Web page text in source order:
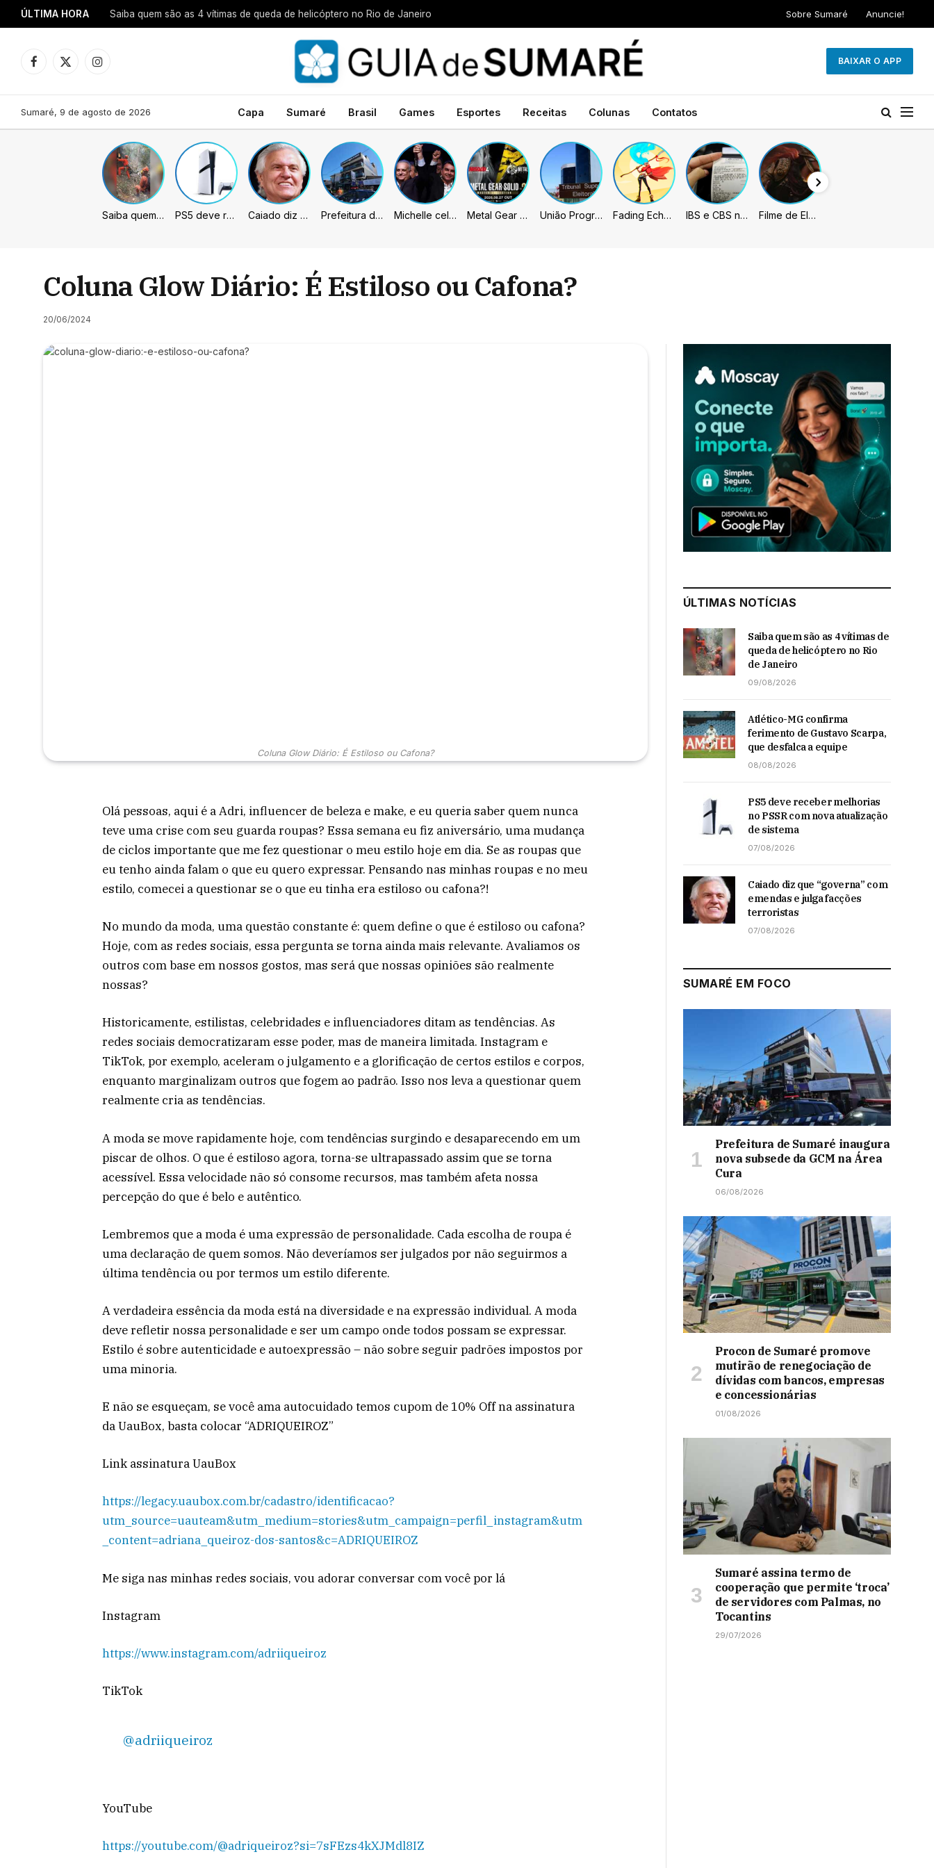
ÚLTIMA HORA Saiba quem são as 4 vítimas de queda de helicóptero no Rio de Janeiro Sobre Sumaré Anuncie!
Facebook
X
Instagram
BAIXAR O APP
Sumaré, 9 de agosto de 2026 Capa Sumaré Brasil Games Esportes Receitas Colunas Contatos
Saiba quem são as 4 vítimas de queda de helicóptero no Rio de Janeiro PS5 deve receber melhorias no PSSR com nova atualização de sistema Caiado diz que “governa” com emendas e julga facções terroristas Prefeitura de Sumaré inaugura nova subsede da GCM na Área Cura Michelle celebra vice de Flávio: “Que chapa possa ser vitoriosa” Metal Gear Solid: Master Collection 2 terá legendas e menus em portugues União Progressista e PL terão mais tempo de propaganda eleitoral Fading Echo – Review IBS e CBS necessitarão constar nas notas fiscais com início desta 2ª. Entenda Filme de Elden Ring tem gravações concluídas, mas ainda fica longe do lançamento
Coluna Glow Diário: É Estiloso ou Cafona?
20/06/2024
Coluna Glow Diário: É Estiloso ou Cafona?
Olá pessoas, aqui é a Adri, influencer de beleza e make, e eu queria saber quem nunca
teve uma crise com seu guarda roupas? Essa semana eu fiz aniversário, uma mudança
de ciclos importante que me fez questionar o meu estilo hoje em dia. Se as roupas que
eu tenho ainda falam o que eu quero expressar. Pensando nas minhas roupas e no meu
estilo, comecei a questionar se o que eu tinha era estiloso ou cafona?!
No mundo da moda, uma questão constante é: quem define o que é estiloso ou cafona?
Hoje, com as redes sociais, essa pergunta se torna ainda mais relevante. Avaliamos os
outros com base em nossos gostos, mas será que nossas opiniões são realmente
nossas?
Historicamente, estilistas, celebridades e influenciadores ditam as tendências. As
redes sociais democratizaram esse poder, mas de maneira limitada. Instagram e
TikTok, por exemplo, aceleram o julgamento e a glorificação de certos estilos e corpos,
enquanto marginalizam outros que fogem ao padrão. Isso nos leva a questionar quem
realmente cria as tendências.
A moda se move rapidamente hoje, com tendências surgindo e desaparecendo em um
piscar de olhos. O que é estiloso agora, torna-se ultrapassado assim que se torna
acessível. Essa velocidade não só consome recursos, mas também afeta nossa
percepção do que é belo e autêntico.
Lembremos que a moda é uma expressão de personalidade. Cada escolha de roupa é
uma declaração de quem somos. Não deveríamos ser julgados por não seguirmos a
última tendência ou por termos um estilo diferente.
A verdadeira essência da moda está na diversidade e na expressão individual. A moda
deve refletir nossa personalidade e ser um campo onde todos possam se expressar.
Estilo é sobre autenticidade e autoexpressão – não sobre seguir padrões impostos por
uma minoria.
E não se esqueçam, se você ama autocuidado temos cupom de 10% Off na assinatura
da UauBox, basta colocar “ADRIQUEIROZ”
Link assinatura UauBox
https://legacy.uaubox.com.br/cadastro/identificacao?
utm_source=uauteam&utm_medium=stories&utm_campaign=perfil_instagram&utm
_content=adriana_queiroz-dos-santos&c=ADRIQUEIROZ
Me siga nas minhas redes sociais, vou adorar conversar com você por lá
Instagram
https://www.instagram.com/adriiqueiroz
TikTok
@adriiqueiroz
YouTube
https://youtube.com/@adriqueiroz?si=7sFEzs4kXJMdl8IZ
ÚLTIMAS NOTÍCIAS
Saiba quem são as 4 vítimas de
queda de helicóptero no Rio
de Janeiro
09/08/2026
Atlético-MG confirma
ferimento de Gustavo Scarpa,
que desfalca a equipe
08/08/2026
PS5 deve receber melhorias
no PSSR com nova atualização
de sistema
07/08/2026
Caiado diz que “governa” com
emendas e julga facções
terroristas
07/08/2026
SUMARÉ EM FOCO
Prefeitura de Sumaré inaugura
nova subsede da GCM na Área
Cura
06/08/2026
Procon de Sumaré promove
mutirão de renegociação de
dívidas com bancos, empresas
e concessionárias
01/08/2026
Sumaré assina termo de
cooperação que permite ‘troca’
de servidores com Palmas, no
Tocantins
29/07/2026